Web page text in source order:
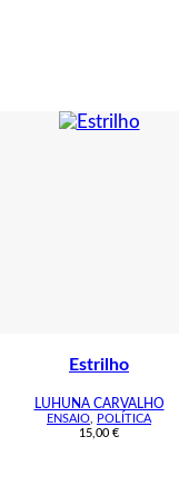
Estrilho
LUHUNA CARVALHO
ENSAIO
POLÍTICA
15,00 €